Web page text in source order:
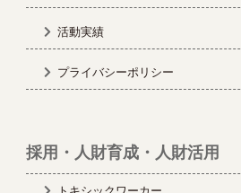
活動実績
プライバシーポリシー
採用・人財育成・人財活用